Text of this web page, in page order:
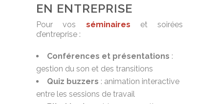
EN ENTREPRISE
Pour vos séminaires et soirées
d’entreprise :
Conférences et présentations :
gestion du son et des transitions
Quiz buzzers : animation interactive
entre les sessions de travail